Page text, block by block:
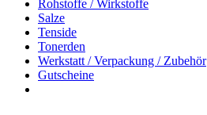
Rohstoffe / Wirkstoffe
Salze
Tenside
Tonerden
Werkstatt / Verpackung / Zubehör
Gutscheine